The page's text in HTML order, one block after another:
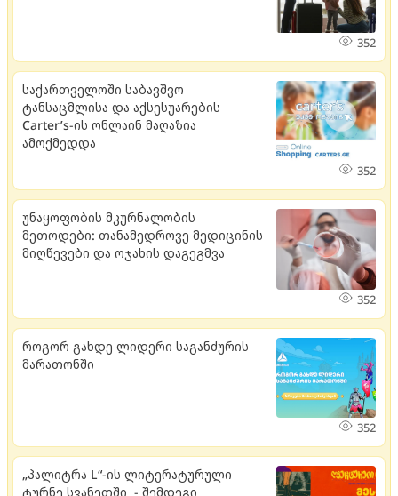
352
საქართველოში საბავშვო
ტანსაცმლისა და აქსესუარების
Carter’s-ის ონლაინ მაღაზია
ამოქმედდა
352
უნაყოფობის მკურნალობის
მეთოდები: თანამედროვე მედიცინის
მიღწევები და ოჯახის დაგეგმვა
352
როგორ გახდე ლიდერი საგანძურის
მარათონში
352
„პალიტრა L“-ის ლიტერატურული
ტურნე სვანეთში - შემდეგი